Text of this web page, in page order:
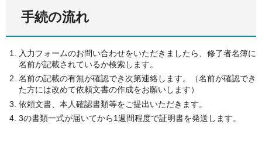
手続の流れ
入力フォームのお問い合わせをいただきましたら、修了者名簿に
名前が記載されているか検索します。
名前の記載の有無が確認でき次第連絡します。（名前が確認でき
た方には改めて依頼文書の作成をお願いします）
依頼文書、本人確認書類等をご提出いただきます。
3の書類一式が届いてから1週間程度で証明書を発送します。